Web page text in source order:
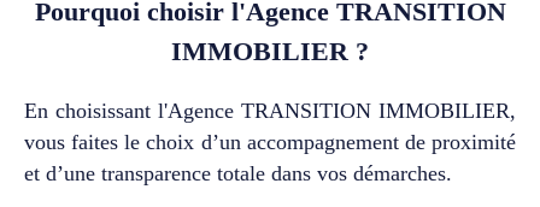
séduira les acquéreurs
en quête d’espace, de
maison offre une
configuration familiale
confortable avec :un
Pourquoi choisir l'Agence TRANSITION
IMMOBILIER ?
En choisissant l'Agence TRANSITION IMMOBILIER,
vous faites le choix d’un accompagnement de proximité
et d’une transparence totale dans vos démarches.